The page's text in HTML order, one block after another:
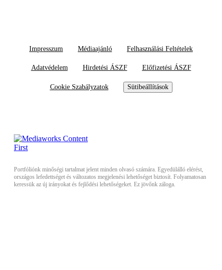
Impresszum Médiaajánló Felhasználási Feltételek
Adatvédelem Hirdetési ÁSZF Előfizetési ÁSZF
Cookie Szabályzatok Sütibeállítások
Portfóliónk minőségi tartalmat jelent minden olvasó számára. Egyedülálló elérést,
országos lefedettséget és változatos megjelenési lehetőséget biztosít. Folyamatosan
keressük az új irányokat és fejlődési lehetőségeket. Ez jövőnk záloga.